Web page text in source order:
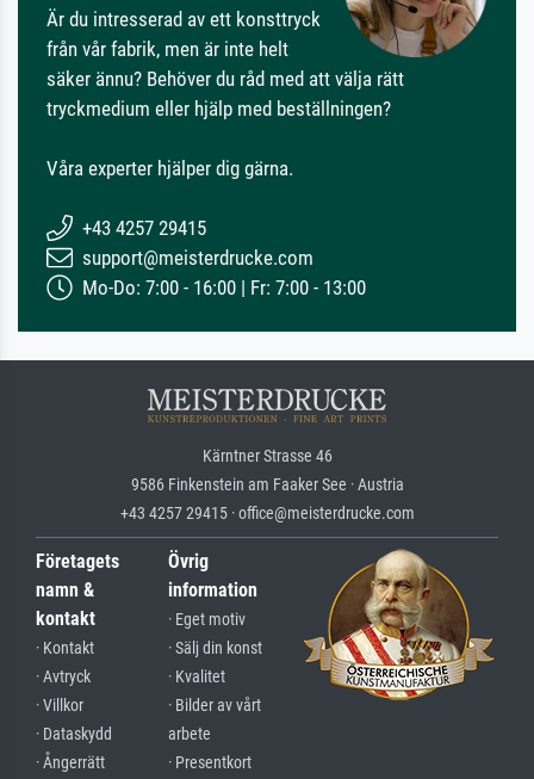
Är du intresserad av ett konsttryck
från vår fabrik, men är inte helt
säker ännu? Behöver du råd med att välja rätt
tryckmedium eller hjälp med beställningen?
Våra experter hjälper dig gärna.
+43 4257 29415
support@meisterdrucke.com
Mo-Do: 7:00 - 16:00 | Fr: 7:00 - 13:00
Kärntner Strasse 46
9586 Finkenstein am Faaker See · Austria
+43 4257 29415 · office@meisterdrucke.com
Företagets
namn &
kontakt
· Kontakt
· Avtryck
· Villkor
· Dataskydd
· Ångerrätt
Övrig
information
· Eget motiv
· Sälj din konst
· Kvalitet
· Bilder av vårt
arbete
· Presentkort